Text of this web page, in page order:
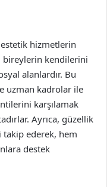
hizmetlerin
bireylerin kendilerini
alanlardır. Bu
uzman kadrolar ile
karşılamak
Ayrıca, güzellik
takip ederek, hem
destek